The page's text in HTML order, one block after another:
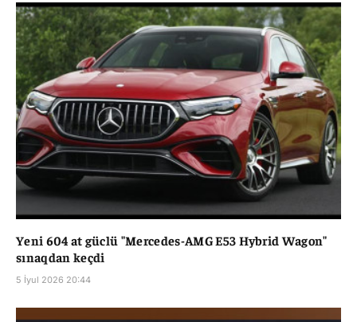
Yeni 604 at güclü "Mercedes-AMG E53 Hybrid Wagon"
sınaqdan keçdi
5 İyul 2026 20:44